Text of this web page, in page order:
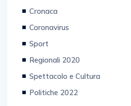
Cronaca
Coronavirus
Sport
Regionali 2020
Spettacolo e Cultura
Politiche 2022